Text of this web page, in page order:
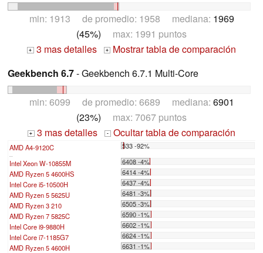
min: 1913 de promedio: 1958 mediana: 1969
(45%) max: 1991 puntos
+ 3 mas detalles +
Mostrar tabla de comparación
Geekbench 6.7- Geekbench 6.7.1 Multi-Core
min: 6099 de promedio: 6689 mediana: 6901
(23%) max: 7067 puntos
+ 3 mas detalles - Ocultar tabla de comparación
AMD A4-9120C 533 -92%
...
Intel Xeon W-10855M
6408 -4%
AMD Ryzen 5 4600HS
6414 -4%
Intel Core i5-10500H
6437 -4%
AMD Ryzen 5 5625U
6481 -3%
AMD Ryzen 3 210
6505 -3%
AMD Ryzen 7 5825C
6590 -1%
Intel Core i9-9880H
6602 -1%
Intel Core i7-1185G7
6624 -1%
AMD Ryzen 5 4600H
6631 -1%